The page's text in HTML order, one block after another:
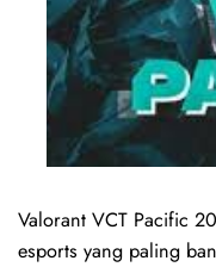
Valorant VCT Pacific
esports yang paling